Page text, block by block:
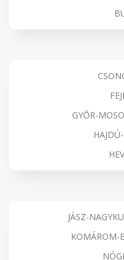
GYŐR-
JÁSZ-
KOMÁROM-